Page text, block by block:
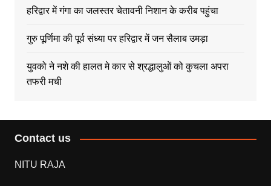
हरिद्वार में गंगा का जलस्तर चेतावनी निशान के करीब पहुंचा
गुरु पूर्णिमा की पूर्व संध्या पर हरिद्वार में जन सैलाब उमड़ा
युवको ने नशे की हालत मे कार से श्रद्धालुओं को कुचला अपरा
तफरी मची
Contact us
NITU RAJA